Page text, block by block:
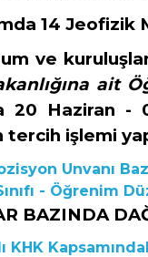
14 Jeofizik
ve
ait
20 Haziran -
tercih işlemi
Unvanı
- Öğrenim
BAZINDA
KHK